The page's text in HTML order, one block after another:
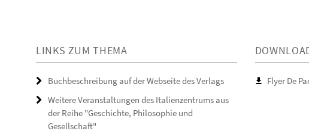
LINKS ZUM THEMA
Buchbeschreibung auf der Webseite des Verlags
Weitere Veranstaltungen des Italienzentrums aus
der Reihe "Geschichte, Philosophie und
Gesellschaft"
Flyer De